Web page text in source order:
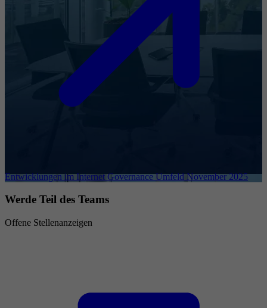
Entwicklungen im Internet Governance Umfeld November 2025
Werde Teil des Teams
Offene Stellenanzeigen